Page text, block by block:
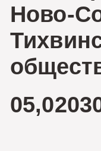
Ново-